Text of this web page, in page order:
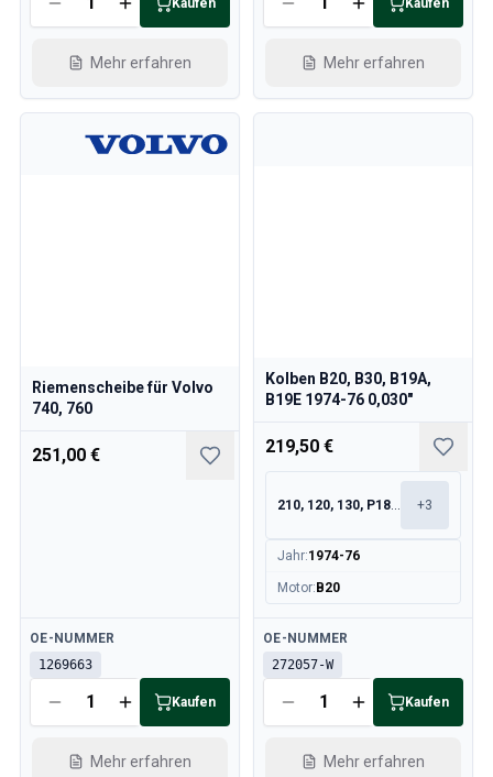
Kaufen
Mehr erfahren
Kaufen
Mehr erfahren
Riemenscheibe für Volvo
740, 760
251,00 €
Verfügbar
OE-NUMMER
1269663
Kaufen
Mehr erfahren
Kolben B20, B30, B19A,
B19E 1974-76 0,030"
219,50 €
210, 120, 130, P1800 +3
Jahr:1974-76
Motor: B20
Verfügbar
OE-NUMMER
272057-W
Kaufen
Mehr erfahren